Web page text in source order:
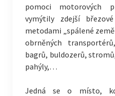
pomoci motorových
vymýtily zdejší
metodami „spálené
obrněných
bagrů, buldozerů,
pahýly,…
Jedná se o místo,